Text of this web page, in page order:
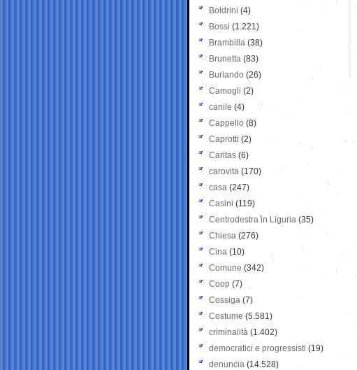
Boldrini (4)
Bossi (1.221)
Brambilla (38)
Brunetta (83)
Burlando (26)
Camogli (2)
canile (4)
Cappello (8)
Caprotti (2)
Caritas (6)
carovita (170)
casa (247)
Casini (119)
Centrodestra in Liguria (35)
Chiesa (276)
Cina (10)
Comune (342)
Coop (7)
Cossiga (7)
Costume (5.581)
criminalità (1.402)
democratici e progressisti (19)
denuncia (14.528)